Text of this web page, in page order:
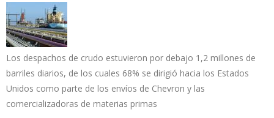
Los despachos de crudo estuvieron por debajo 1,2 millones de
barriles diarios, de los cuales 68% se dirigió hacia los Estados
Unidos como parte de los envíos de Chevron y las
comercializadoras de materias primas